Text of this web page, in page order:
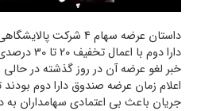
دارا دوم
خبر لغو عرضه آن در روز گذشته در حالی
اعلام زمان عرضه صندوق دارا دوم بودند
جریان باعث بی اعتمادی سهامداران